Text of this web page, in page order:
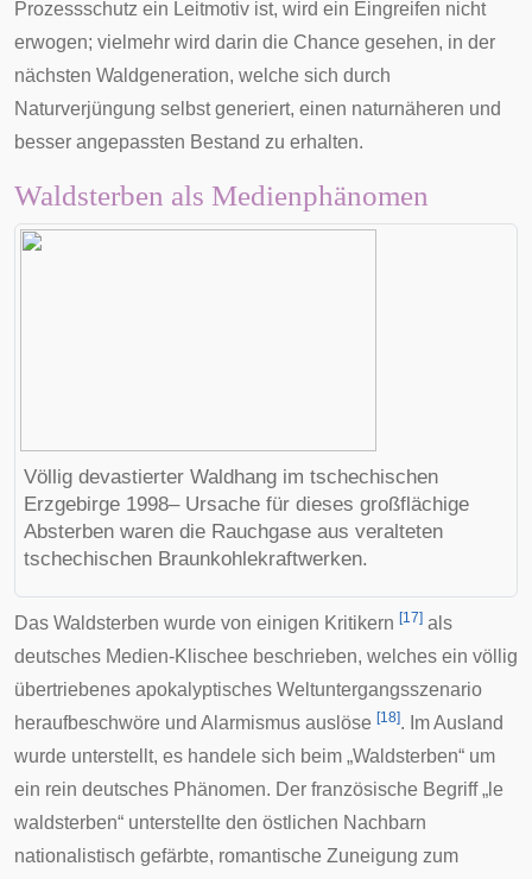
Prozessschutz ein Leitmotiv ist, wird ein Eingreifen nicht
erwogen; vielmehr wird darin die Chance gesehen, in der
nächsten Waldgeneration, welche sich durch
Naturverjüngung selbst generiert, einen naturnäheren und
besser angepassten Bestand zu erhalten.
Waldsterben als Medienphänomen
Völlig devastierter Waldhang im tschechischen
Erzgebirge 1998– Ursache für dieses großflächige
Absterben waren die Rauchgase aus veralteten
tschechischen Braunkohlekraftwerken.
Das Waldsterben wurde von einigen Kritikern [17] als
deutsches Medien-Klischee beschrieben, welches ein völlig
übertriebenes apokalyptisches Weltuntergangsszenario
heraufbeschwöre und Alarmismus auslöse [18]. Im Ausland
wurde unterstellt, es handele sich beim „Waldsterben“ um
ein rein deutsches Phänomen. Der französische Begriff „le
waldsterben“ unterstellte den östlichen Nachbarn
nationalistisch gefärbte, romantische Zuneigung zum